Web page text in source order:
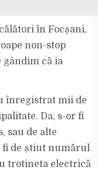
în Focșani,
non-stop
gândim că ia
înregistrat mii de
Da, s-or fi
sau de alte
fi de știut numărul
trotineta electrică